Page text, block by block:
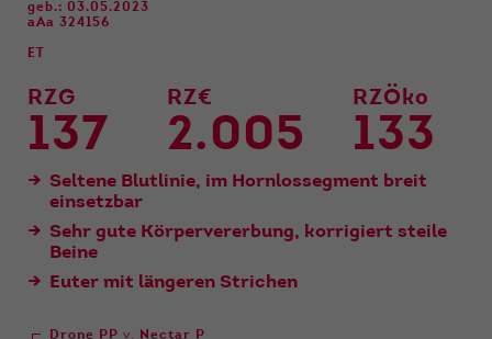
geb.: 03.05.2023
aAa 324156
ET
RZG
137
RZ€
2.005
RZÖko
133
Seltene Blutlinie, im Hornlossegment breit
einsetzbar
Sehr gute Körpervererbung, korrigiert steile
Beine
Euter mit längeren Strichen
Drone PP v.
Nectar P
Anbieter
Zweck Cookie Einstellungen speichern
Externe Inhalte
Wir verwenden auf unserer Website externe
anzubieten.